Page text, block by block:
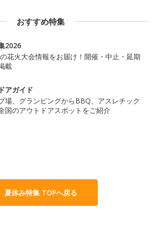
おすすめ特集
2026
花火大会情報をお届け！開催・中止・延期
載
アガイド
場、グランピングからBBQ、アスレチック
国のアウトドアスポットをご紹介
夏休み特集 TOPへ戻る